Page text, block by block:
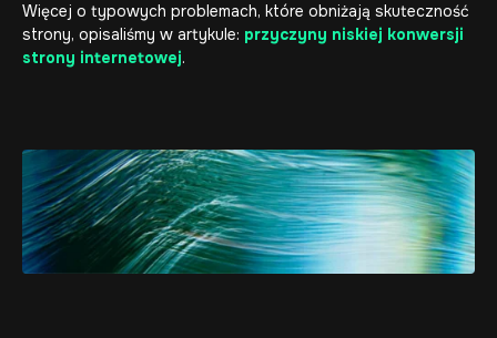
Więcej o typowych problemach, które obniżają skuteczność
strony, opisaliśmy w artykule: przyczyny niskiej konwersji
strony internetowej.